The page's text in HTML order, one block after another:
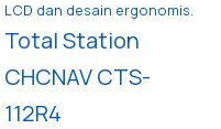
Total Station
CHCNAV CTS-
112R4